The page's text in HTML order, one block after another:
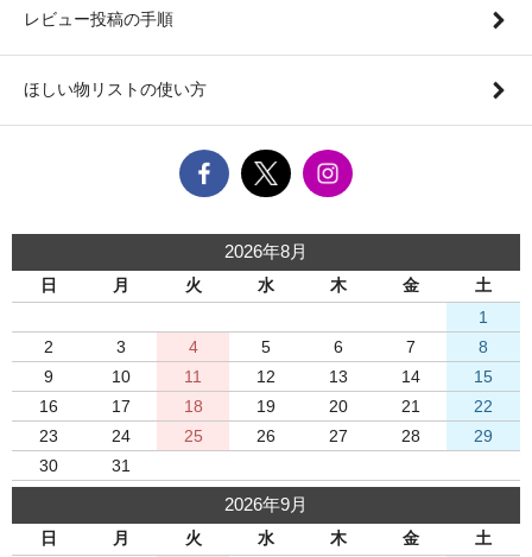
レビュー投稿の手順
ほしい物リストの使い方
2026年8月
日 月 火 水 木 金
土
1
2
3 4 5 6 7
8
9
10 11 12 13 14
15
16
17 18 19 20 21
22
23
24 25 26 27 28
29
30
31
2026年9月
日 月 火 水 木 金 土